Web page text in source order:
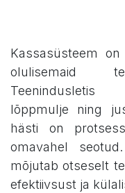
Kassasüsteem
olulisemaid
Teenindusletis
lõppmulje ning
hästi on
omavahel
mõjutab otseselt
efektiivsust ja